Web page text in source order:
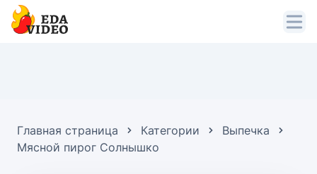
Главная страница Категории
Выпечка
Мясной пирог Солнышко